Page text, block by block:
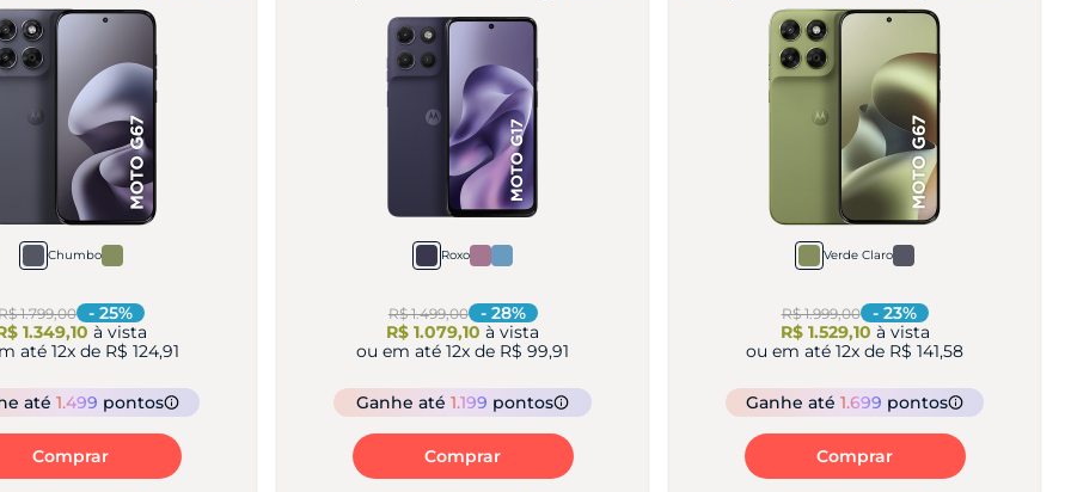
Chumbo
1.799,00 - 25%
1.349,10 à vista
até12x de R$ 124,91
até 1.499 pontos
Comprar
Roxo
R$ 1.499,00 - 28%
R$ 1.079,10 à vista
ou em até12x de R$ 99,91
Ganheaté 1.199 pontos
Comprar
Verde Claro
R$ 1.999,00 - 23%
R$ 1.529,10 à vista
ou em até12x de R$ 141,58
Ganheaté 1.699 pontos
Comprar